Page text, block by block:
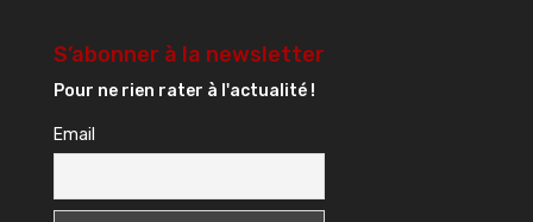
S’abonner à la newsletter
Pour ne rien rater à l'actualité !
Email